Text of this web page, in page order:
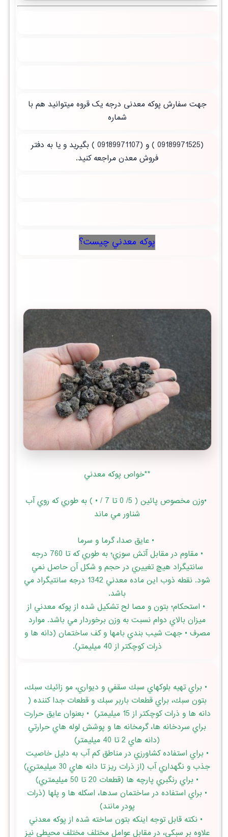
جهت سفارش پوکه معدنی درجه یک قروه میتوانید هم با
شماره
(09189971525 ) و (09189971107 ) بگیرید و یا به دفتر
فروش معدن مراجعه کنید.
پوكه معدني چيست؟
**خواص پوكه معدني
•وزن مخصوص پائين ( 5/ 0 تا 7 / • ) به طوري كه روي آب
شناور مي ماند
• عايق صدا، گرما و سرما
• مقاوم در مقابل آتش سوزي؛ به طوري كه تا 760 درجه
سانتيگراد هيچ تغييري در حجم و شكل آن حاصل نمي
شود. نقطه ذوب اين ماده معدني 1342 درجه سانتيگراد مي
باشد.
• استحكام؛ بتون و مصا لح تشكيل شده از پوكه معدني از
ميزان بالاي دوام نسبت به وزن برخوردار مي باشد. موارد
مصرف • جهت شيب بندي بامها و كف ساختمان (دانه ها و
ذرات كوچكتر از 40 ميليمتر).
• براي تهيه بلوكهاي سبك سقفي و ديواري، مو زائيك سبك،
بتون سبك، براي قطعات باربر سبك و قطعات جدا كننده (
دانه ها و ذرات كوچكتر از 15 ميليمتر) • بعنوان عايق حرارت
براي سردخانه ها، گرمخانه ها و پوشش لوله هاي حرارتي
(دانه هاي 2 تا 40 ميليمتر)
• براي استفاده كشاورزي در مناطق كم آب به دليل خاصيت
جذب و نگهداري آب (از ذرات ريز تا دانه هاي 30 ميليمتري)
• براي رنگبري پارچه ها (قطعات 20 تا 50 ميليمتري)
• براي استفاده در ساختمان سدها، اسكله ها و پلها (ذرات
پودر مانند)
• نكته قابل توجه اينكه بتون ساخته شده از پوكه معدني
علاوه بر سبكي، در مقابل عوامل مختلف مختلف محيطي نيز